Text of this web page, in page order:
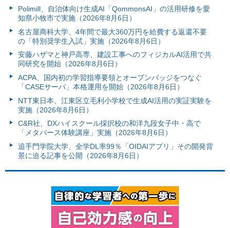
Polimill、自治体向け生成AI「QommonsAI」の活用研修を愛
知県小牧市で実施（2026年8月6日）
名古屋商科大学、4年間で最大360万円を給費する返還不要
の「特別奨学生入試」実施（2026年8月6日）
安藤ハザマと神戸高専、建設工事へのフィジカルAI活用で共
同研究を開始（2026年8月6日）
ACPA、国内初の学習指導要領とオープンバッジをつなぐ
「CASEサーバ」本格運用を開始（2026年8月6日）
NTT東日本、江東区立毛利小学校で生成AI活用の実証実験を
実施（2026年8月6日）
C&R社、DXハイスクール採択校の和洋九段女子中・高で
「メタバース体験講座」実施（2026年8月6日）
追手門学院大学、全学DL率99％「OIDAIアプリ」その開発背
景に迫る記事を公開（2026年8月6日）